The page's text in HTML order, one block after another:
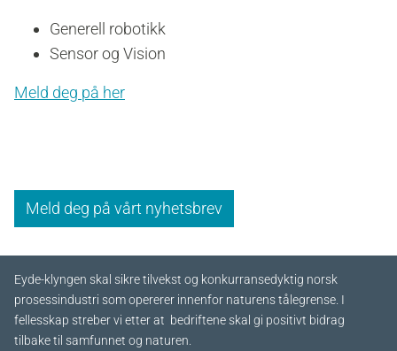
Generell robotikk
Sensor og Vision
Meld deg på her
Meld deg på vårt nyhetsbrev
Eyde-klyngen skal sikre tilvekst og konkurransedyktig norsk
prosessindustri som opererer innenfor naturens tålegrense. I
fellesskap streber vi etter at bedriftene skal gi positivt bidrag
tilbake til samfunnet og naturen.